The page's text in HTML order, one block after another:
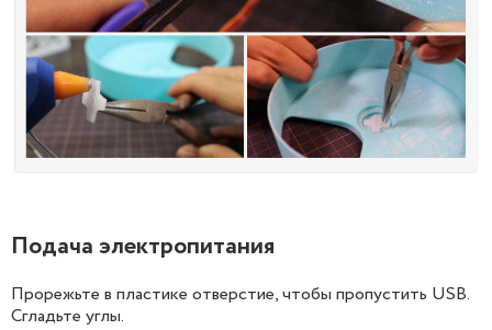
Подача электропитания
Прорежьте в пластике отверстие, чтобы пропустить USB.
Сгладьте углы.